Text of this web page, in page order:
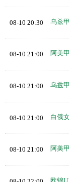
08-10 20:30 乌兹甲
08-10 21:00 阿美甲
08-10 21:00 乌兹甲
08-10 21:00 白俄
08-10 21:00 阿美甲
欧锦